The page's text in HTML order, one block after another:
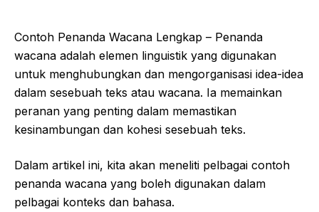
Contoh Penanda Wacana Lengkap – Penanda
wacana adalah elemen linguistik yang digunakan
untuk menghubungkan dan mengorganisasi idea-idea
dalam sesebuah teks atau wacana. Ia memainkan
peranan yang penting dalam memastikan
kesinambungan dan kohesi sesebuah teks.
Dalam artikel ini, kita akan meneliti pelbagai contoh
penanda wacana yang boleh digunakan dalam
pelbagai konteks dan bahasa.